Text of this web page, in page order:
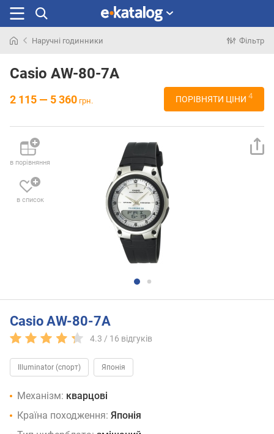
раніше
Наручні годинники Фільтр
Casio AW-80-7A
2 115 — 5 360 грн. ПОРІВНЯТИ ЦІНИ 4
в порівняння
в список
Casio AW-80-7A
4.3 / 16 відгуків
Illuminator (спорт) Японія
Механізм: кварцові
Країна походження: Японія